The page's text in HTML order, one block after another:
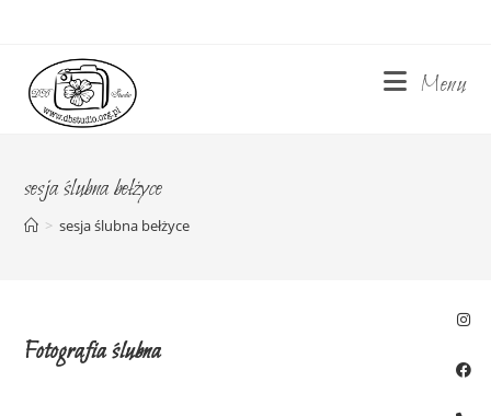
content
Menu
sesja ślubna bełżyce
> sesja ślubna bełżyce
Fotografia ślubna